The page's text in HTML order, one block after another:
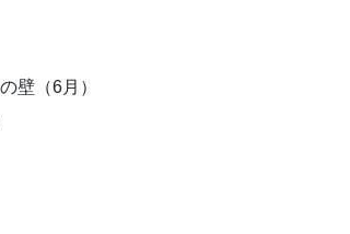
壁（6月）